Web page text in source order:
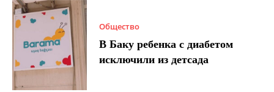
Общество
В Баку ребенка с диабетом
исключили из детсада